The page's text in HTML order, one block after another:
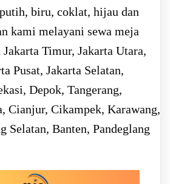
biru, coklat, hijau dan
kami melayani sewa meja
Timur, Jakarta Utara,
Pusat, Jakarta Selatan,
Depok, Tangerang,
Cianjur, Cikampek, Karawang,
Selatan, Banten, Pandeglang